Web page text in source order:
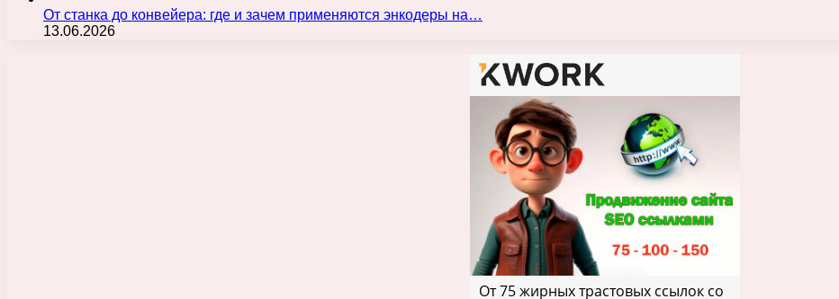
От станка до конвейера: где и зачем применяются энкодеры на…
13.06.2026